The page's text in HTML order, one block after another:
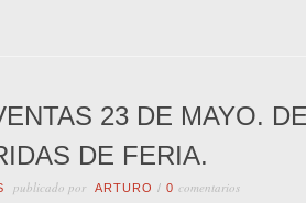
23 DE MAYO.
DE FERIA.
publicado por ARTURO / 0 comentarios